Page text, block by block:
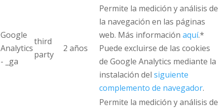
Google
Analytics
- _ga
third
party
2 años
Permite la medición y análisis de
la navegación en las páginas
web. Más información aquí.*
Puede excluirse de las cookies
de Google Analytics mediante la
instalación del siguiente
complemento de navegador.
Permite la medición y análisis de